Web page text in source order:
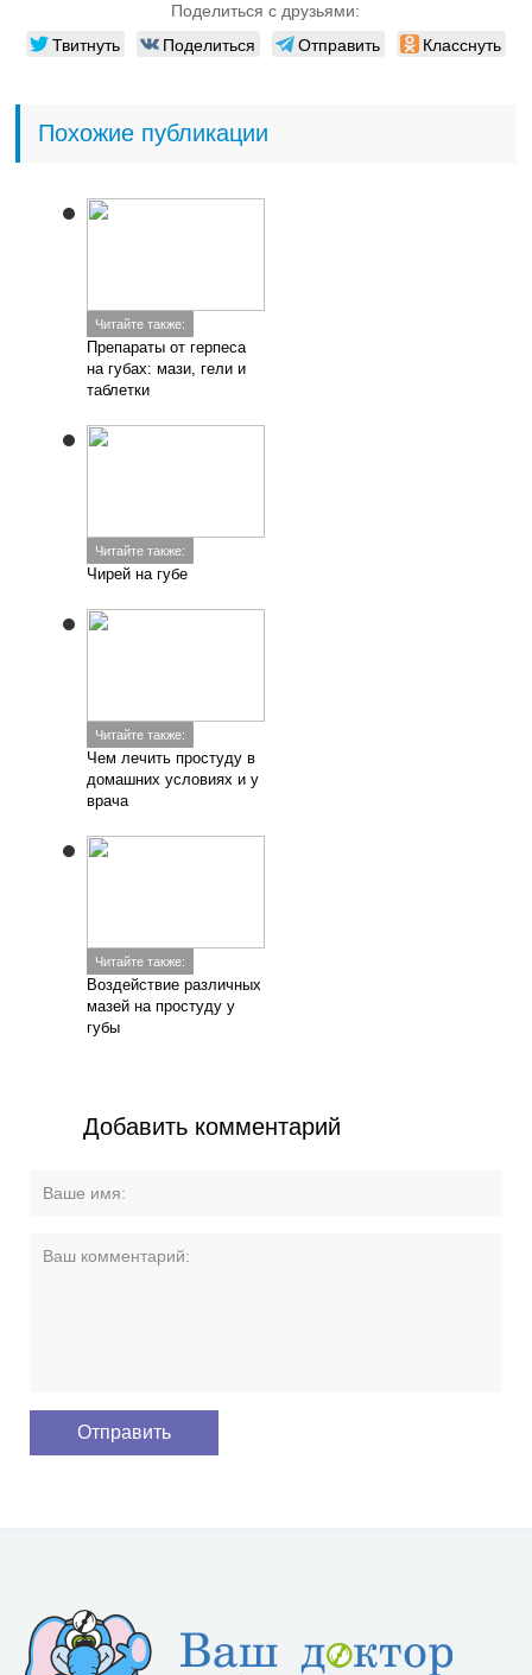
Поделиться с друзьями:
Твитнуть Поделиться Отправить Класснуть
Похожие публикации
Читайте также:
Препараты от герпеса
на губах: мази, гели и
таблетки
Читайте также:
Чирей на губе
Читайте также:
Чем лечить простуду в
домашних условиях и у
врача
Читайте также:
Воздействие различных
мазей на простуду у
губы
Добавить комментарий